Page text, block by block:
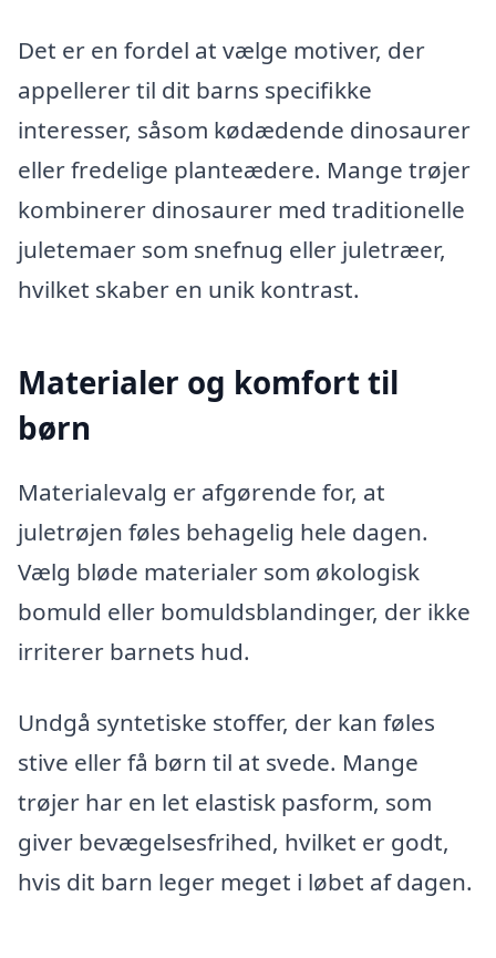
Det er en fordel at vælge motiver, der
appellerer til dit barns specifikke
interesser, såsom kødædende dinosaurer
eller fredelige planteædere. Mange trøjer
kombinerer dinosaurer med traditionelle
juletemaer som snefnug eller juletræer,
hvilket skaber en unik kontrast.
Materialer og komfort til
børn
Materialevalg er afgørende for, at
juletrøjen føles behagelig hele dagen.
Vælg bløde materialer som økologisk
bomuld eller bomuldsblandinger, der ikke
irriterer barnets hud.
Undgå syntetiske stoffer, der kan føles
stive eller få børn til at svede. Mange
trøjer har en let elastisk pasform, som
giver bevægelsesfrihed, hvilket er godt,
hvis dit barn leger meget i løbet af dagen.